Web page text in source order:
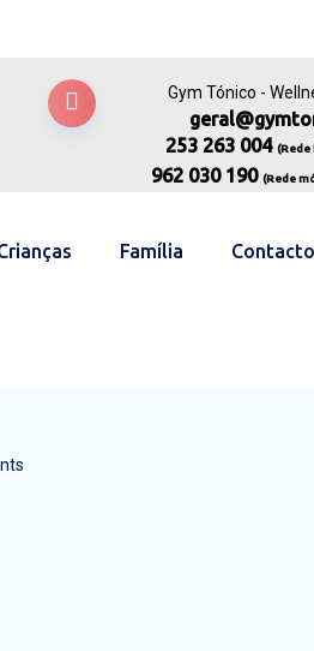
Gym Tónico -
253 263 004
962 030 190 (Rede
Família